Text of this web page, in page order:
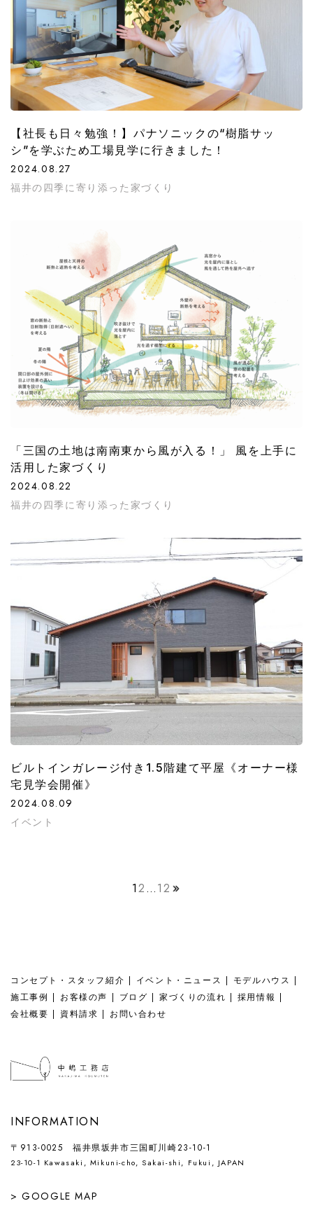
【社長も日々勉強！】パナソニックの“樹脂サッ
シ”を学ぶため工場見学に行きました！
2024.08.27
福井の四季に寄り添った家づくり
「三国の土地は南南東から風が入る！」 風を上手に
活用した家づくり
2024.08.22
福井の四季に寄り添った家づくり
ビルトインガレージ付き1.5階建て平屋《オーナー様
宅見学会開催》
2024.08.09
イベント
ジ
送
り
12…12
コンセプト・スタッフ紹介 イベント・ニュース
モデルハウス
施工事例
お客様の声 ブログ 家づくりの流れ
採用情報
会社概要
資料請求 お問い合わせ
INFORMATION
〒913-0025 福井県坂井市三国町川崎23-10-1
23-10-1 Kawasaki, Mikuni-cho, Sakai-shi, Fukui, JAPAN
> GOOGLE MAP